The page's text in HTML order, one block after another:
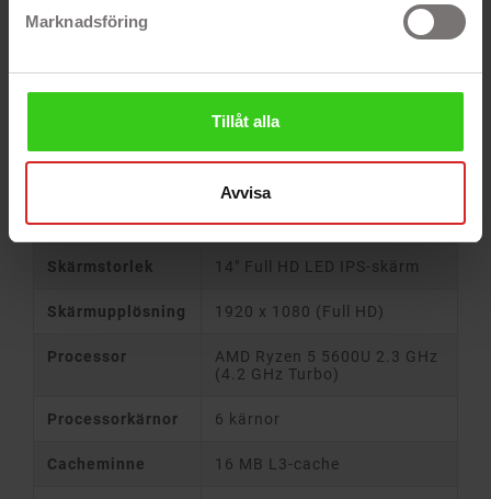
Marknadsföring
Tillåt alla
Avvisa
anslutningsmöjligheter, såsom USB-C, HDMI och
stöd för Wi-Fi. Med sin diskreta design i grått
hemmakontoret.
PRODUKTSPECIFIKATION
Funktion Specifikation
Skärmstorlek 14" Full HD LED IPS-skärm
Skärmupplösning 1920 x 1080 (Full HD)
Processor
AMD Ryzen 5 5600U 2.3 GHz
(4.2 GHz Turbo)
Processorkärnor 6 kärnor
Cacheminne 16 MB L3-cache